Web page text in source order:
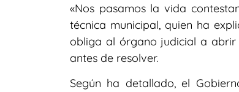
«Nos pasamos la vida
técnica municipal, quien ha
obliga al órgano judicial a abrir
antes de resolver.
Según ha detallado, el